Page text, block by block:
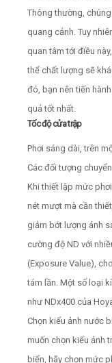
Thông thường,
quang cảnh. Tuy
quan tâm tới điều
thể chất lượng sẽ
đó, bạn nên tiến
quả tốt nhất.
Tốc độ cửa trập
Phơi sáng dài, trên
Các đối tượng
Khi thiết lập mức
nét mượt mà cần
giảm bớt lượng ánh
cường độ ND với
(Exposure Value),
tám lần. Một số loại
như NDx400 của
Chọn kiểu ảnh nước
muốn chọn kiểu ảnh
biển, hãy chọn mức